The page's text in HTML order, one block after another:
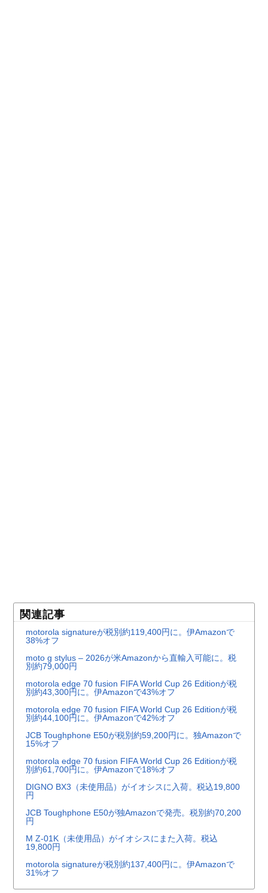
関連記事
motorola signatureが税別約119,400円に。伊Amazonで
38%オフ
moto g stylus – 2026が米Amazonから直輸入可能に。税
別約79,000円
motorola edge 70 fusion FIFA World Cup 26 Editionが税
別約43,300円に。伊Amazonで43%オフ
motorola edge 70 fusion FIFA World Cup 26 Editionが税
別約44,100円に。伊Amazonで42%オフ
JCB Toughphone E50が税別約59,200円に。独Amazonで
15%オフ
motorola edge 70 fusion FIFA World Cup 26 Editionが税
別約61,700円に。伊Amazonで18%オフ
DIGNO BX3（未使用品）がイオシスに入荷。税込19,800
円
JCB Toughphone E50が独Amazonで発売。税別約70,200
円
M Z-01K（未使用品）がイオシスにまた入荷。税込
19,800円
motorola signatureが税別約137,400円に。伊Amazonで
31%オフ